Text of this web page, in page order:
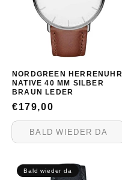
NORDGREEN HERRENUHR
NATIVE 40 MM SILBER
BRAUN LEDER
NORMALER
PREIS
€179,00
BALD WIEDER DA
Bald wieder da